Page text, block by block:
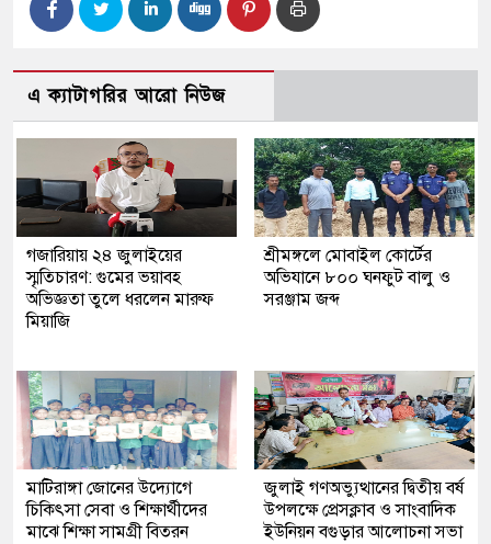
এ ক্যাটাগরির আরো নিউজ
গজারিয়ায় ২৪ জুলাইয়ের
স্মৃতিচারণ: গুমের ভয়াবহ
অভিজ্ঞতা তুলে ধরলেন মারুফ
মিয়াজি
শ্রীমঙ্গলে মোবাইল কোর্টের
অভিযানে ৮০০ ঘনফুট বালু ও
সরঞ্জাম জব্দ
মাটিরাঙ্গা জোনের উদ্যোগে
চিকিৎসা সেবা ও শিক্ষার্থীদের
মাঝে শিক্ষা সামগ্রী বিতরন
জুলাই গণঅভ্যুত্থানের দ্বিতীয় বর্ষ
উপলক্ষে প্রেসক্লাব ও সাংবাদিক
ইউনিয়ন বগুড়ার আলোচনা সভা